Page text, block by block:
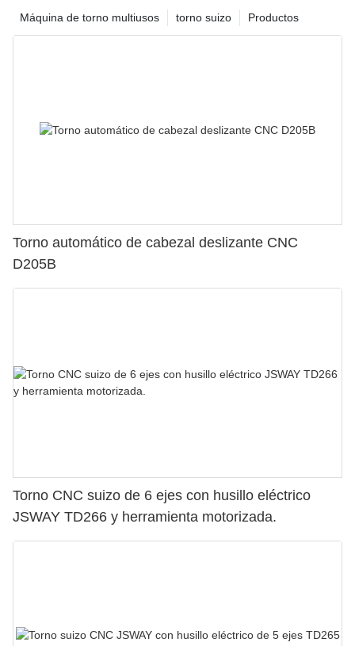
Productos
torno suizo
Máquina de torno multiusos
Torno automático de cabezal deslizante CNC
D205B
Torno CNC suizo de 6 ejes con husillo eléctrico
JSWAY TD266 y herramienta motorizada.